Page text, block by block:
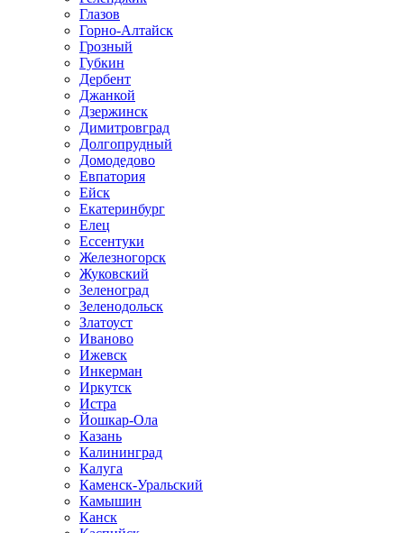
Глазов
Горно-Алтайск
Грозный
Губкин
Дербент
Джанкой
Дзержинск
Димитровград
Долгопрудный
Домодедово
Евпатория
Ейск
Екатеринбург
Елец
Ессентуки
Железногорск
Жуковский
Зеленоград
Зеленодольск
Златоуст
Иваново
Ижевск
Инкерман
Иркутск
Истра
Йошкар-Ола
Казань
Калининград
Калуга
Каменск-Уральский
Камышин
Канск